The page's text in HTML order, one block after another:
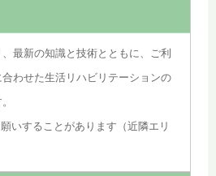
最新の知識と技術とともに、ご利
わせた生活リハビリテーションの
いすることがあります（近隣エリ